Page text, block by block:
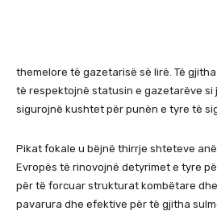
themelore të gazetarisë së lirë. Të
të respektojnë statusin e gazetarëve
sigurojnë kushtet për punën e tyre të
Pikat fokale u bëjnë thirrje shteteve
Evropës të rinovojnë detyrimet e tyre
për të forcuar strukturat kombëtare
pavarura dhe efektive për të gjitha